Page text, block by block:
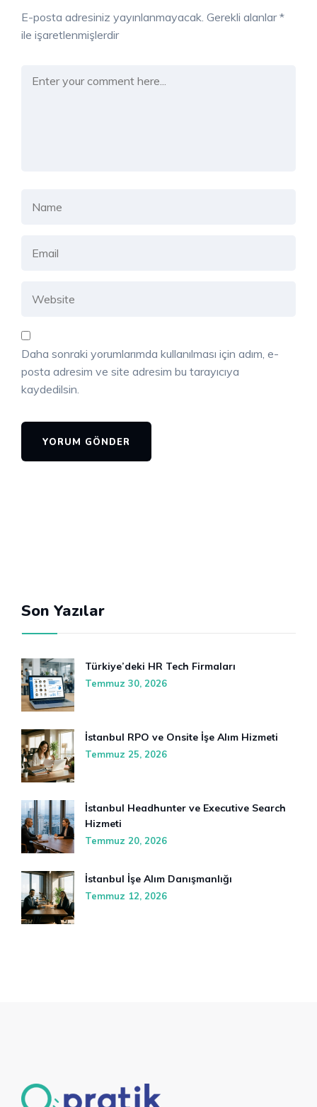
E-posta adresiniz yayınlanmayacak. Gerekli alanlar*
ile işaretlenmişlerdir
Daha sonraki yorumlarımda kullanılması için adım, e-
posta adresim ve site adresim bu tarayıcıya
kaydedilsin.
Son Yazılar
Türkiye’deki HR Tech Firmaları
Temmuz 30, 2026
İstanbul RPO ve Onsite İşe Alım Hizmeti
Temmuz 25, 2026
İstanbul Headhunter ve Executive Search
Hizmeti
Temmuz 20, 2026
İstanbul İşe Alım Danışmanlığı
Temmuz 12, 2026